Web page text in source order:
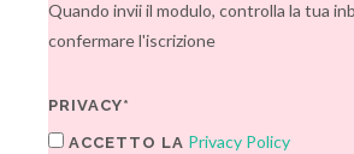
Quando invii il modulo, controlla la tua
confermare l'iscrizione
PRIVACY*
ACCETTO LA Privacy Policy